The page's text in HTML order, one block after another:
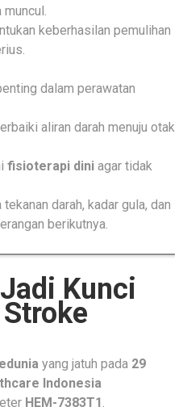
keberhasilan pemulihan
dalam perawatan
aliran darah menuju otak
fisioterapi dini agar tidak
darah, kadar gula, dan
berikutnya.
Kunci
yang jatuh pada 29
Indonesia
HEM-7383T1.